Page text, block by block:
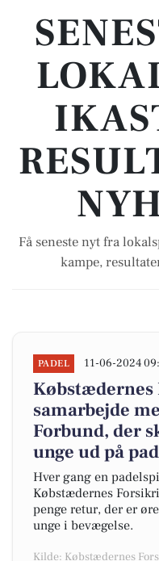
Få seneste nyt fra
kampe,
PADEL 11-06-2024
samarbejde
Forbund, der
unge ud på
Hver gang en
Købstædernes
penge retur, der er
unge i bevægelse.
Kilde: Købstædernes